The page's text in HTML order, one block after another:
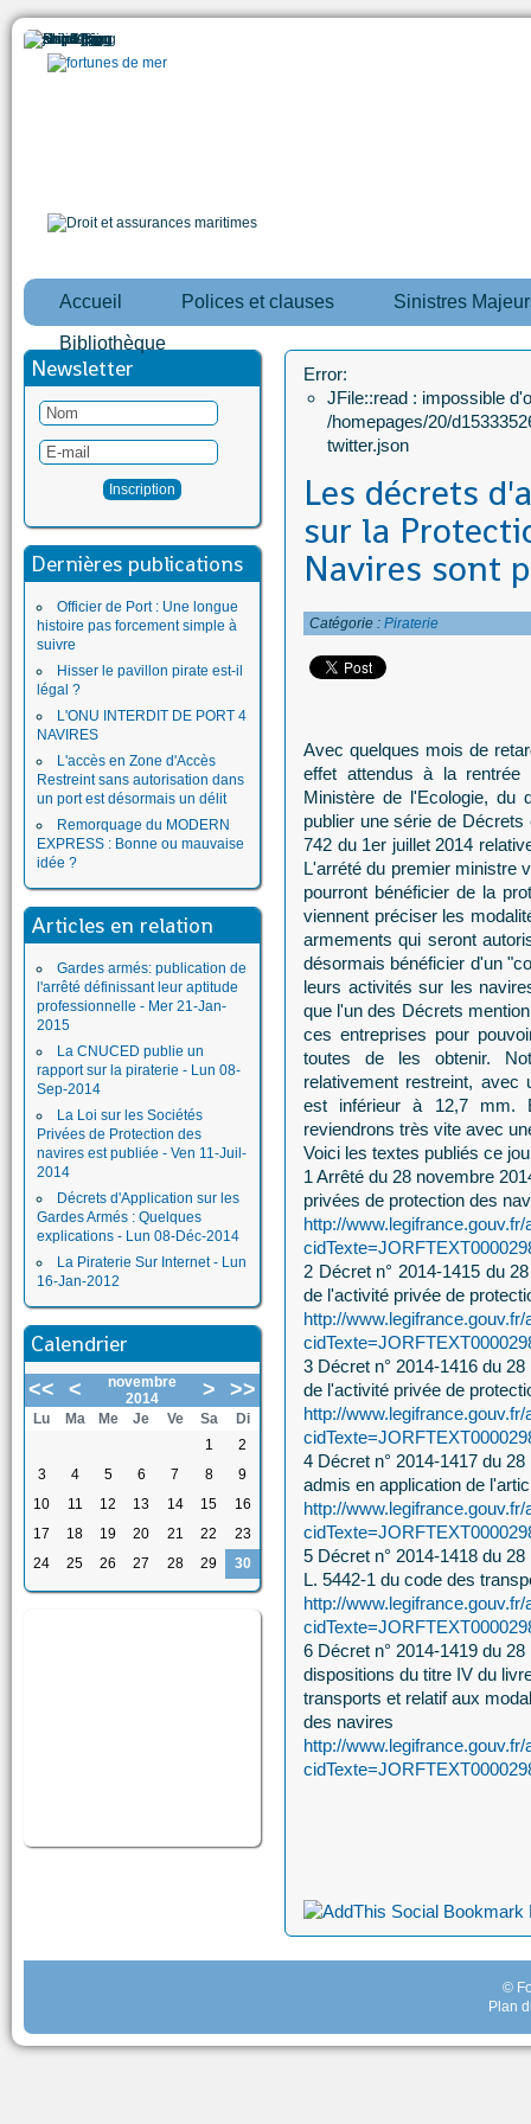
Accueil Polices et clauses Sinistres
Bibliothèque
Newsletter
Dernières publications
Officier de Port : Une longue
histoire pas forcement simple à
suivre
Hisser le pavillon pirate est-il
légal ?
L'ONU INTERDIT DE PORT 4
NAVIRES
L'accès en Zone d'Accès
Restreint sans autorisation dans
un port est désormais un délit
Remorquage du MODERN
EXPRESS : Bonne ou mauvaise
idée ?
Articles en relation
Gardes armés: publication de
l'arrêté définissant leur aptitude
professionnelle - Mer 21-Jan-
2015
La CNUCED publie un
rapport sur la piraterie - Lun 08-
Sep-2014
La Loi sur les Sociétés
Privées de Protection des
navires est publiée - Ven 11-Juil-
2014
Décrets d'Application sur les
Gardes Armés : Quelques
explications - Lun 08-Déc-2014
La Piraterie Sur Internet - Lun
16-Jan-2012
Calendrier
<< <
novembre
2014
> >>
Lu Ma Me Je Ve Sa
Di
1
2
3
4 5 6 7 8
9
10
11 12 13 14 15
16
17
18 19 20 21 22
23
24
25 26 27 28 29 30
Error:
JFile::read : impossible
/homepages/20/
twitter.json
Les décrets
sur la
Navires sont
Catégorie : Piraterie
Avec quelques mois de
effet attendus à la
Ministère de l'Ecologie, du
publier une série de
742 du 1er juillet 2014
L'arrété du premier ministre
pourront bénéficier de la
viennent préciser les
armements qui seront
désormais bénéficier d'un
leurs activités sur les
que l'un des Décrets
ces entreprises pour
toutes de les obtenir.
relativement restreint, avec
est inférieur à 12,7 mm.
reviendrons très vite avec
Voici les textes publiés ce
1 Arrêté du 28 novembre
privées de protection des
http://www.legifrance.gouv.fr/
2 Décret n° 2014-1415 du
de l'activité privée de
http://www.legifrance.gouv.fr/
3 Décret n° 2014-1416 du
de l'activité privée de
http://www.legifrance.gouv.fr/
4 Décret n° 2014-1417 du
admis en application de
http://www.legifrance.gouv.fr/
5 Décret n° 2014-1418 du
L. 5442-1 du code des
http://www.legifrance.gouv.fr/
6 Décret n° 2014-1419 du
dispositions du titre IV du
transports et relatif aux
des navires
http://www.legifrance.gouv.fr/
©
Plan